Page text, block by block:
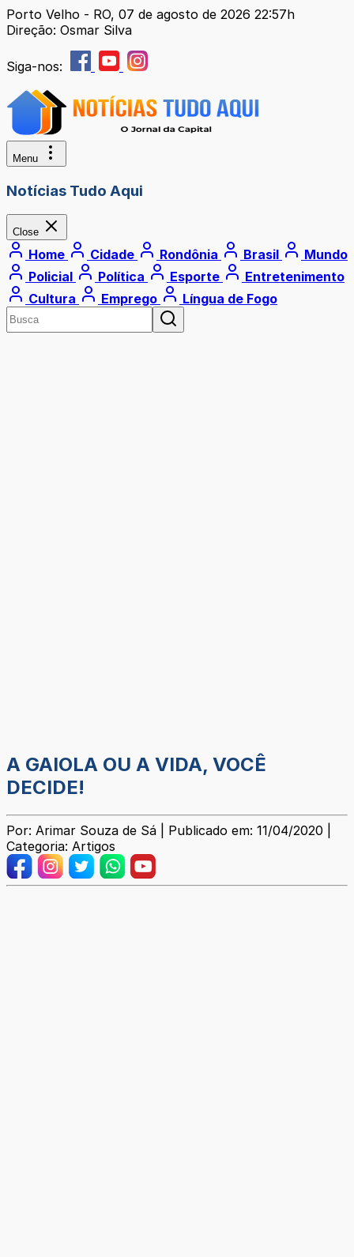
Porto Velho - RO, 07 de agosto de 2026 22:57h
Direção: Osmar Silva
Siga-nos:
Menu
Notícias Tudo Aqui
Close
Home Cidade Rondônia Brasil
Mundo
Policial
Política Esporte
Entretenimento
Cultura
Emprego Língua de Fogo
A GAIOLA OU A VIDA, VOCÊ
DECIDE!
Por: Arimar Souza de Sá | Publicado em: 11/04/2020 |
Categoria: Artigos